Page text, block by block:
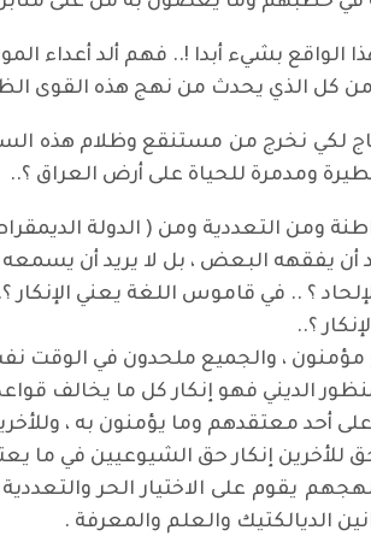
الواقع بشيء أبدا !.. فهم ألد أعداء
من كل الذي يحدث من نهج هذه القوى
لكي نخرج من مستنقع وظلام هذه
ومدمرة للحياة على أرض العراق ؟..
ومن التعددية ومن ( الدولة
أن يفقهه البعض ، بل لا يريد أن
؟ .. في قاموس اللغة يعني
؟..
، والجميع ملحدون في الوقت
الديني فهو إنكار كل ما يخالف
أحد معتقدهم وما يؤمنون به ،
للأخرين إنكار حق الشيوعيين في ما
يقوم على الاختيار الحر
الديالكتيك والعلم والمعرفة .